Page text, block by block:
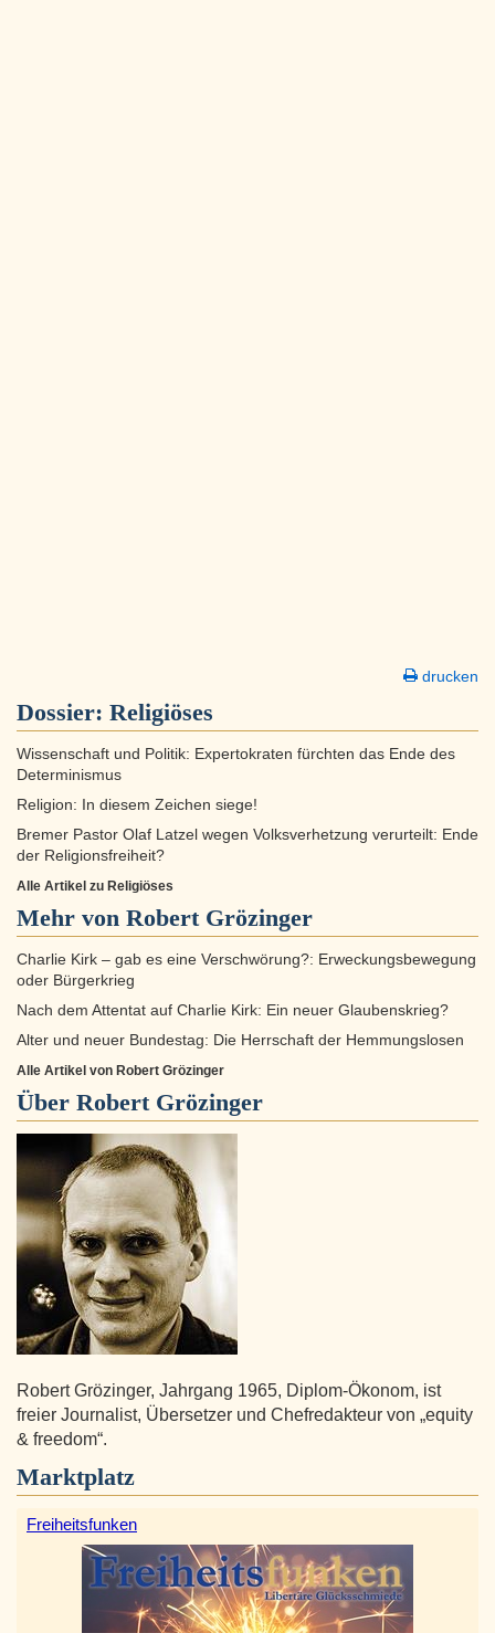
drucken
Dossier: Religiöses
Wissenschaft und Politik: Expertokraten fürchten das Ende des
Determinismus
Religion: In diesem Zeichen siege!
Bremer Pastor Olaf Latzel wegen Volksverhetzung verurteilt: Ende
der Religionsfreiheit?
Alle Artikel zu Religiöses
Mehr von Robert Grözinger
Charlie Kirk – gab es eine Verschwörung?: Erweckungsbewegung
oder Bürgerkrieg
Nach dem Attentat auf Charlie Kirk: Ein neuer Glaubenskrieg?
Alter und neuer Bundestag: Die Herrschaft der Hemmungslosen
Alle Artikel von Robert Grözinger
Über Robert Grözinger
Robert Grözinger, Jahrgang 1965, Diplom-Ökonom, ist
freier Journalist, Übersetzer und Chefredakteur von „equity
& freedom“.
Marktplatz
Freiheitsfunken